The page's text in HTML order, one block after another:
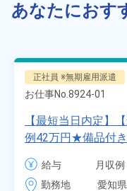
あなたにおす
正社員 ※無期雇用派遣
お仕事No. 8924-01
【最短当日内定】
例42万円★備品付
給・業績賞与あり
種作業！《愛知県
給与
月収
月給
勤務地
愛知